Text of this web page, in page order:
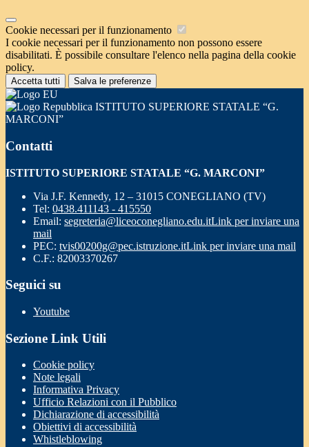
Cookie necessari per il funzionamento
I cookie necessari per il funzionamento non possono essere
disabilitati. È possibile consultare l'elenco nella pagina della cookie
policy.
Accetta tutti Salva le preferenze
ISTITUTO SUPERIORE STATALE “G.
MARCONI”
Contatti
ISTITUTO SUPERIORE STATALE “G. MARCONI”
Via J.F. Kennedy, 12 – 31015 CONEGLIANO (TV)
Tel: 0438.411143 - 415550
Email: segreteria@liceoconegliano.edu.itLink per inviare una
mail
PEC: tvis00200g@pec.istruzione.itLink per inviare una mail
C.F.: 82003370267
Seguici su
Youtube
Sezione Link Utili
Cookie policy
Note legali
Informativa Privacy
Ufficio Relazioni con il Pubblico
Dichiarazione di accessibilità
Obiettivi di accessibilità
Whistleblowing